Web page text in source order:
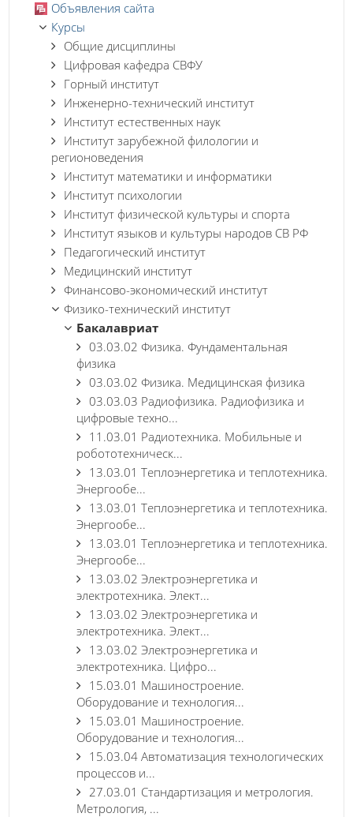
Объявления сайта
Курсы
Общие дисциплины
Цифровая кафедра СВФУ
Горный институт
Инженерно-технический институт
Институт естественных наук
Институт зарубежной филологии и
регионоведения
Институт математики и информатики
Институт психологии
Институт физической культуры и спорта
Институт языков и культуры народов СВ РФ
Педагогический институт
Медицинский институт
Финансово-экономический институт
Физико-технический институт
Бакалавриат
03.03.02 Физика. Фундаментальная
физика
03.03.02 Физика. Медицинская физика
03.03.03 Радиофизика. Радиофизика и
цифровые техно...
11.03.01 Радиотехника. Мобильные и
робототехническ...
13.03.01 Теплоэнергетика и теплотехника.
Энергообе...
13.03.01 Теплоэнергетика и теплотехника.
Энергообе...
13.03.01 Теплоэнергетика и теплотехника.
Энергообе...
13.03.02 Электроэнергетика и
электротехника. Элект...
13.03.02 Электроэнергетика и
электротехника. Элект...
13.03.02 Электроэнергетика и
электротехника. Цифро...
15.03.01 Машиностроение.
Оборудование и технология...
15.03.01 Машиностроение.
Оборудование и технология...
15.03.04 Автоматизация технологических
процессов и...
27.03.01 Стандартизация и метрология.
Метрология, ...